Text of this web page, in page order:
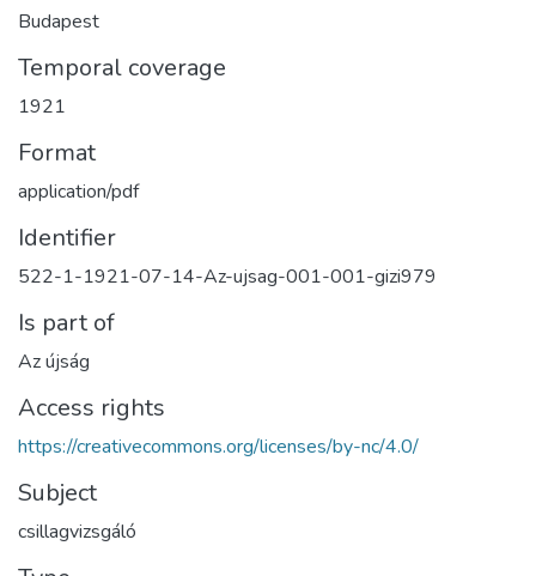
Budapest
Temporal coverage
1921
Format
application/pdf
Identifier
522-1-1921-07-14-Az-ujsag-001-001-gizi979
Is part of
Az újság
Access rights
https://creativecommons.org/licenses/by-nc/4.0/
Subject
csillagvizsgáló